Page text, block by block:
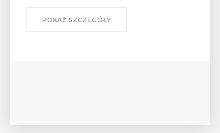
W środę 12 sierpnia o godz. 17 w Miejskiej